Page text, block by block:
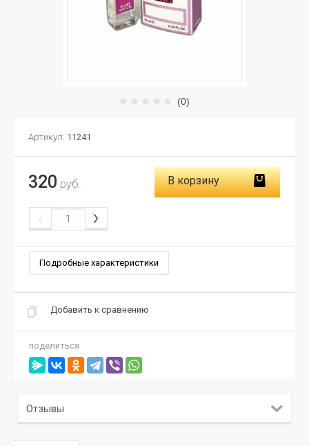
(0)
Артикул: 11241
320 руб. В корзину
Подробные характеристики
Добавить к сравнению
поделиться
Отзывы